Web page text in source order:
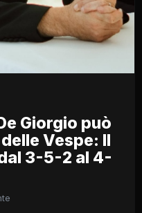
Giorgio può
Vespe: Il
3-5-2 al 4-